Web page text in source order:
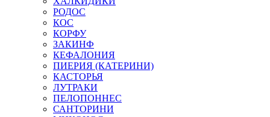
РОДОС
КОС
КОРФУ
ЗАКИНФ
КЕФАЛОНИЯ
ПИЕРИЯ (КАТЕРИНИ)
КАСТОРЬЯ
ЛУТРАКИ
ПЕЛОПОННЕС
САНТОРИНИ